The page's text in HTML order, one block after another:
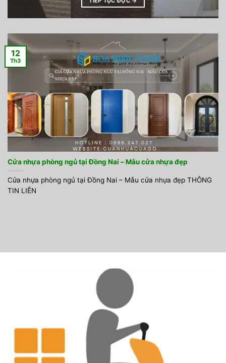
Cửa nhựa phòng ngủ tại Đồng Nai – Mẫu cửa nhựa đẹp
Cửa nhựa phòng ngủ tại Đồng Nai – Mẫu cửa nhựa đẹp THÔNG
TIN LIÊN
12
Th3